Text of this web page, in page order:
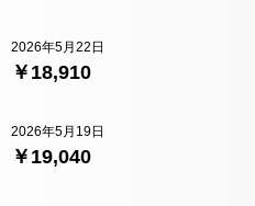
￥18,910
2026年5月22日
￥19,040
2026年5月19日